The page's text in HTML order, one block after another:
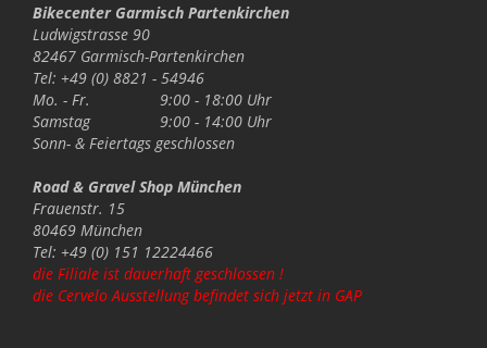
Bikecenter Garmisch Partenkirchen
Ludwigstrasse 90
82467 Garmisch-Partenkirchen
Tel: +49 (0) 8821 - 54946
Mo. - Fr.
9:00 - 18:00 Uhr
Samstag
9:00 - 14:00 Uhr
Sonn- & Feiertagsgeschlossen
Road & Gravel Shop München
Frauenstr. 15
80469 München
Tel: +49 (0) 151 12224466
die Filiale ist dauerhaft geschlossen !
die Cervelo Ausstellung befindet sich jetzt in GAP